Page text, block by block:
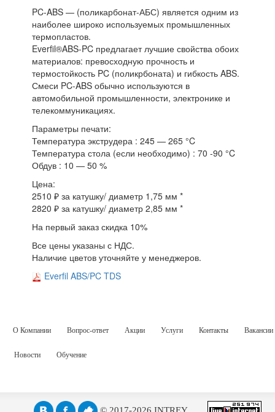
PC-ABS — (поликарбонат-АБС) является одним из
наиболее широко используемых промышленных
термопластов.
Everfil®ABS-PC предлагает лучшие свойства обоих
материалов: превосходную прочность и
термостойкость PC (поликрбоната) и гибкость ABS.
Смеси PC-ABS обычно используются в
автомобильной промышленности, электронике и
телекоммуникациях.
Параметры печати:
Температура экструдера : 245 — 265 °C
Температура стола (если необходимо) : 70 -90 °C
Обдув : 10 — 50 %
Цена:
2510 ₽ за катушку/ диаметр 1,75 мм *
2820 ₽ за катушку/ диаметр 2,85 мм *
На первый заказ скидка 10%
Все цены указаны с НДС.
Наличие цветов уточняйте у менеджеров.
Everfil ABS/PC TDS
О Компании Вопрос-ответ Акции Услуги Контакты Вакансии
Новости Обучение